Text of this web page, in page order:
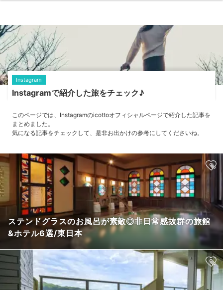
Instagram
Instagramで紹介した旅をチェック♪
このページでは、Instagramのicottoオフィシャルページで紹介した記事を
まとめました。
気になる記事をチェックして、是非お出かけの参考にしてくださいね。
ステンドグラスのお風呂が素敵◎非日常感抜群の旅館
&ホテル6選/東日本